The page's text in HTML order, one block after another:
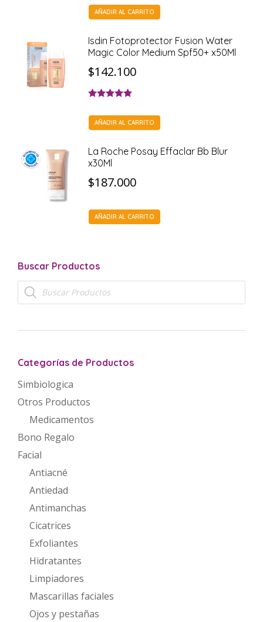
5.00de 5
AÑADIR AL CARRITO
Isdin Fotoprotector Fusion Water
Magic Color Medium Spf50+ x50Ml
$142.100
5.00de 5
AÑADIR AL CARRITO
La Roche Posay Effaclar Bb Blur
x30Ml
$187.000
AÑADIR AL CARRITO
Buscar Productos
Búsqueda
de
productos
Categorías de Productos
Simbiologica
Otros Productos
Medicamentos
Bono Regalo
Facial
Antiacné
Antiedad
Antimanchas
Cicatrices
Exfoliantes
Hidratantes
Limpiadores
Mascarillas faciales
Ojos y pestañas